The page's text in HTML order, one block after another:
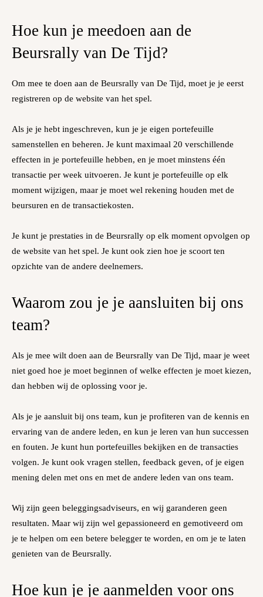
Hoe kun je meedoen aan de
Beursrally van De Tijd?
Om mee te doen aan de Beursrally van De Tijd, moet je je eerst
registreren op de website van het spel.
Als je je hebt ingeschreven, kun je je eigen portefeuille
samenstellen en beheren. Je kunt maximaal 20 verschillende
effecten in je portefeuille hebben, en je moet minstens één
transactie per week uitvoeren. Je kunt je portefeuille op elk
moment wijzigen, maar je moet wel rekening houden met de
beursuren en de transactiekosten.
Je kunt je prestaties in de Beursrally op elk moment opvolgen op
de website van het spel. Je kunt ook zien hoe je scoort ten
opzichte van de andere deelnemers.
Waarom zou je je aansluiten bij ons
team?
Als je mee wilt doen aan de Beursrally van De Tijd, maar je weet
niet goed hoe je moet beginnen of welke effecten je moet kiezen,
dan hebben wij de oplossing voor je.
Als je je aansluit bij ons team, kun je profiteren van de kennis en
ervaring van de andere leden, en kun je leren van hun successen
en fouten. Je kunt hun portefeuilles bekijken en de transacties
volgen. Je kunt ook vragen stellen, feedback geven, of je eigen
mening delen met ons en met de andere leden van ons team.
Wij zijn geen beleggingsadviseurs, en wij garanderen geen
resultaten. Maar wij zijn wel gepassioneerd en gemotiveerd om
je te helpen om een betere belegger te worden, en om je te laten
genieten van de Beursrally.
Hoe kun je je aanmelden voor ons